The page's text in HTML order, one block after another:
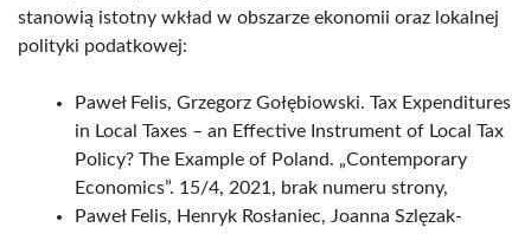
stanowią istotny wkład w obszarze ekonomii oraz lokalnej
polityki podatkowej:
Paweł Felis, Grzegorz Gołębiowski. Tax Expenditures
in Local Taxes – an Effective Instrument of Local Tax
Policy? The Example of Poland. „Contemporary
Economics”. 15/4, 2021, brak numeru strony,
Paweł Felis, Henryk Rosłaniec, Joanna Szlęzak-